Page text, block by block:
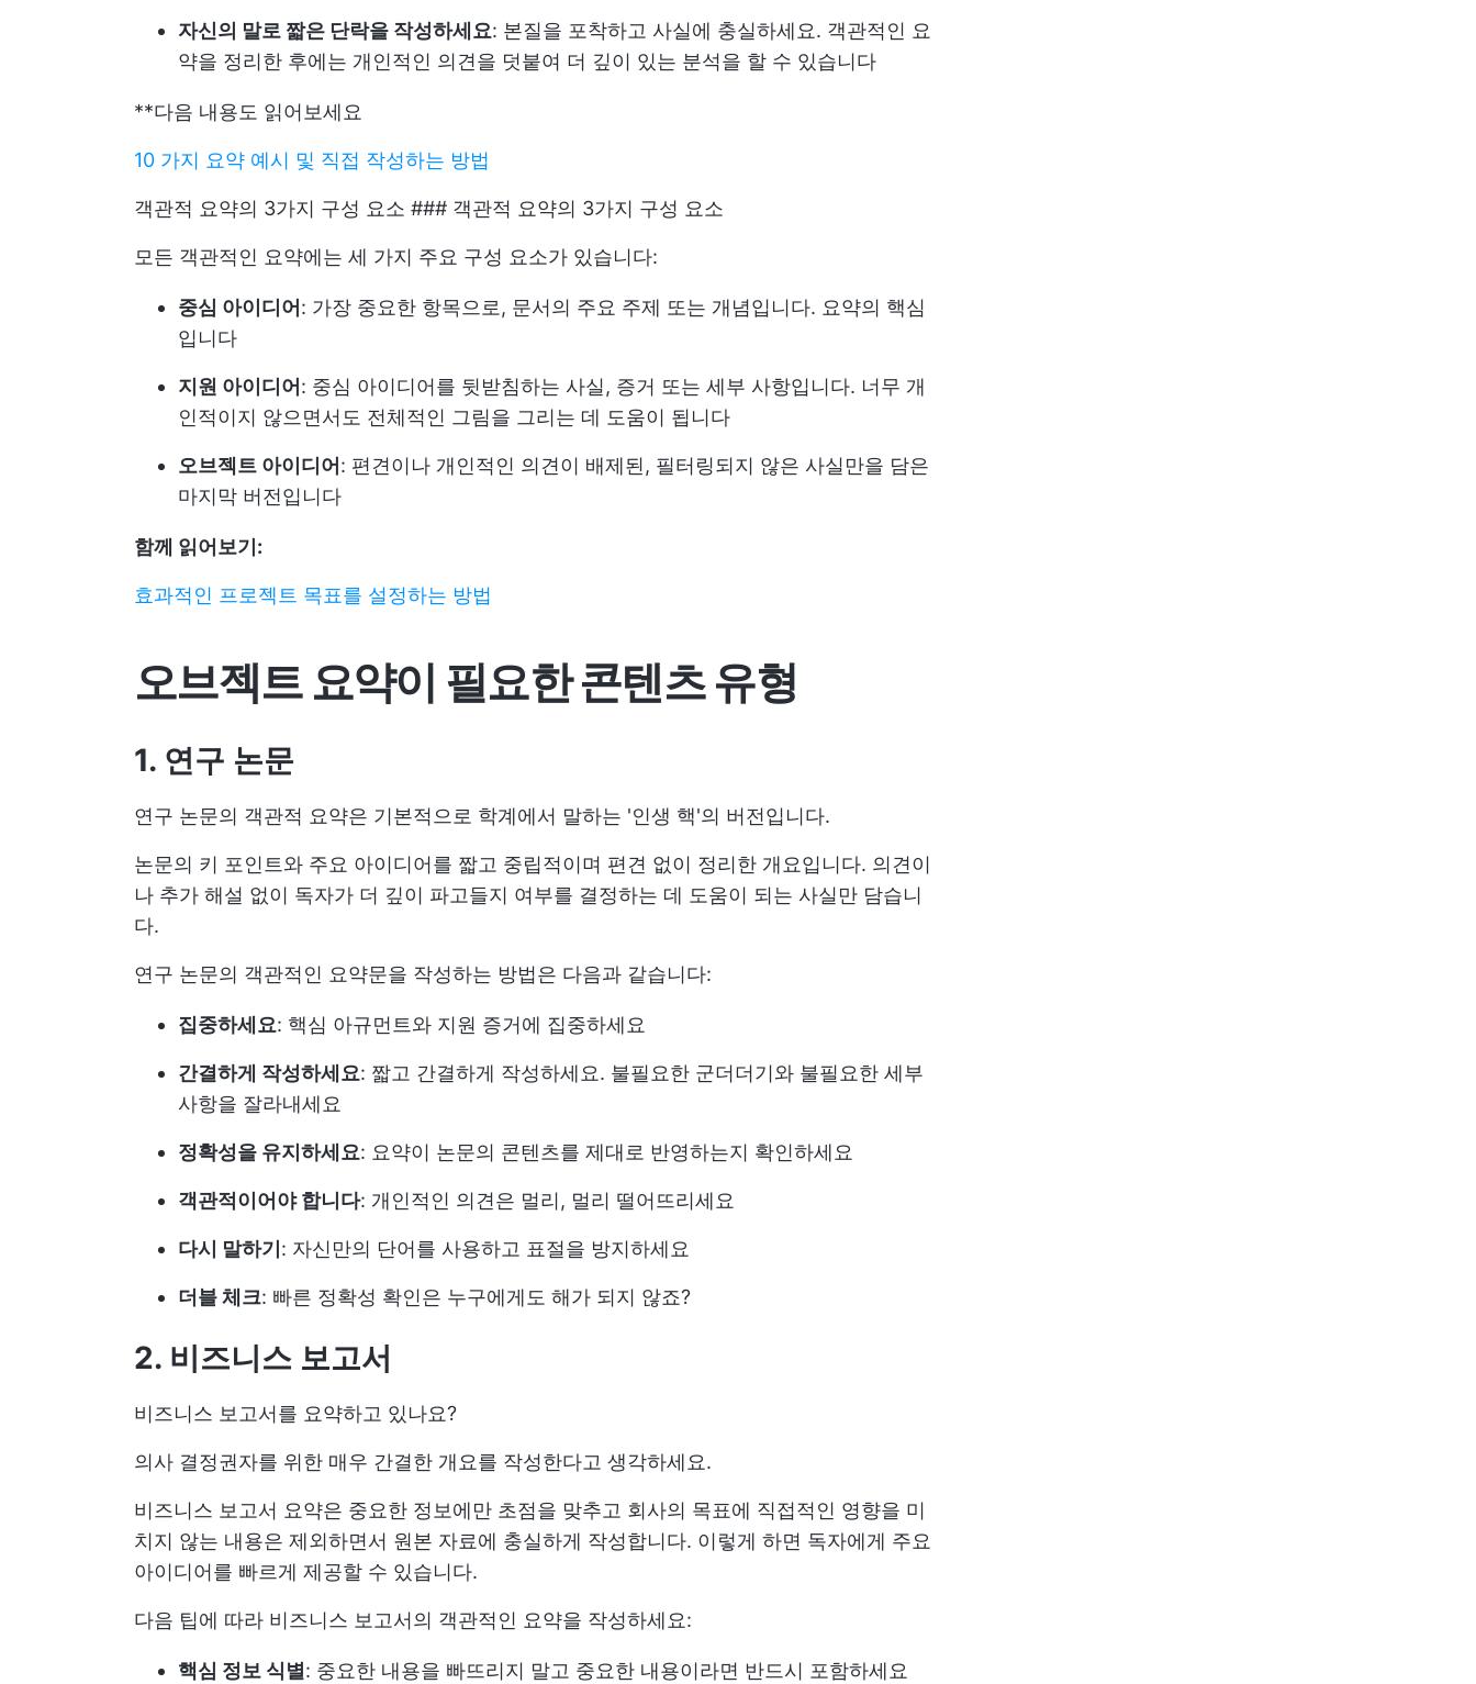
자신의 말로 짧은 단락을 작성하세요: 본질을 포착하고 사실에 충실하세요. 객관적인 요
약을 정리한 후에는 개인적인 의견을 덧붙여 더 깊이 있는 분석을 할 수 있습니다
**다음 내용도 읽어보세요
10 가지 요약 예시 및 직접 작성하는 방법
객관적 요약의 3가지 구성 요소 ### 객관적 요약의 3가지 구성 요소
모든 객관적인 요약에는 세 가지 주요 구성 요소가 있습니다:
중심 아이디어 : 가장 중요한 항목으로, 문서의 주요 주제 또는 개념입니다. 요약의 핵심
입니다
지원 아이디어 : 중심 아이디어를 뒷받침하는 사실, 증거 또는 세부 사항입니다. 너무 개
인적이지 않으면서도 전체적인 그림을 그리는 데 도움이 됩니다
오브젝트 아이디어 : 편견이나 개인적인 의견이 배제된, 필터링되지 않은 사실만을 담은
마지막 버전입니다
함께 읽어보기:
효과적인 프로젝트 목표를 설정하는 방법
오브젝트 요약이 필요한 콘텐츠 유형
1. 연구 논문
연구 논문의 객관적 요약은 기본적으로 학계에서 말하는 '인생 핵'의 버전입니다.
논문의 키 포인트와 주요 아이디어를 짧고 중립적이며 편견 없이 정리한 개요입니다. 의견이
나 추가 해설 없이 독자가 더 깊이 파고들지 여부를 결정하는 데 도움이 되는 사실만 담습니
다.
연구 논문의 객관적인 요약문을 작성하는 방법은 다음과 같습니다:
집중하세요: 핵심 아규먼트와 지원 증거에 집중하세요
간결하게 작성하세요: 짧고 간결하게 작성하세요. 불필요한 군더더기와 불필요한 세부
사항을 잘라내세요
정확성을 유지하세요: 요약이 논문의 콘텐츠를 제대로 반영하는지 확인하세요
객관적이어야 합니다: 개인적인 의견은 멀리, 멀리 떨어뜨리세요
다시 말하기 : 자신만의 단어를 사용하고 표절을 방지하세요
더블 체크: 빠른 정확성 확인은 누구에게도 해가 되지 않죠?
2. 비즈니스 보고서
비즈니스 보고서를 요약하고 있나요?
의사 결정권자를 위한 매우 간결한 개요를 작성한다고 생각하세요.
비즈니스 보고서 요약은 중요한 정보에만 초점을 맞추고 회사의 목표에 직접적인 영향을 미
치지 않는 내용은 제외하면서 원본 자료에 충실하게 작성합니다. 이렇게 하면 독자에게 주요
아이디어를 빠르게 제공할 수 있습니다.
다음 팁에 따라 비즈니스 보고서의 객관적인 요약을 작성하세요:
핵심 정보 식별 : 중요한 내용을 빠뜨리지 말고 중요한 내용이라면 반드시 포함하세요